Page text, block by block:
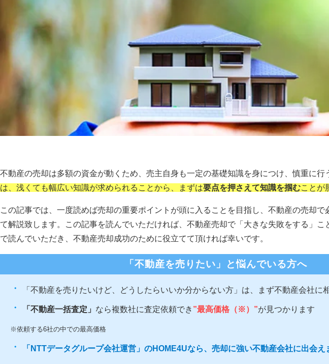
不動産の売却は多額の資金が動くため、売主自身も一定の基礎知識を身につけ、慎重に行
は、浅くても幅広い知識が求められることから、まずは要点を押さえて知識を掴むことが
この記事では、一度読めば売却の重要ポイントが頭に入ることを目指し、不動産の売却で
て解説致します。この記事を読んでいただければ、不動産売却で「大きな失敗をする」こ
で読んでいただき、不動産売却成功のために役立てて頂ければ幸いです。
「不動産を売りたい」と悩んでいる方へ
「不動産を売りたいけど、どうしたらいいか分からない方」は、まず不動産会社に
「不動産一括査定」 なら複数社に査定依頼でき ”最高価格（※）”が見つかります
※依頼する6社の中での最高価格
「NTTデータグループ会社運営」のHOME4Uなら、売却に強い不動産会社に出会え